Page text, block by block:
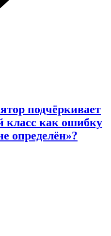
подчёркивает
класс как ошибку
определён»?